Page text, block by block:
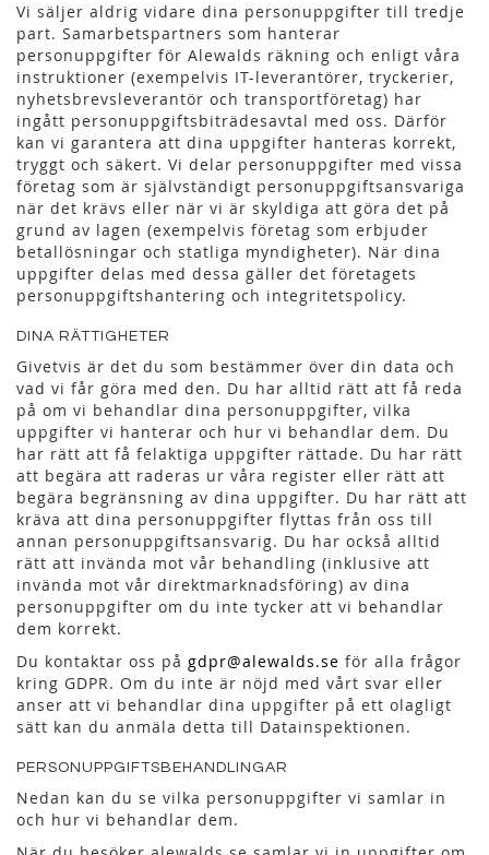
Vi säljer aldrig vidare dina personuppgifter till tredje
part. Samarbetspartners som hanterar
personuppgifter för Alewalds räkning och enligt våra
instruktioner (exempelvis IT-leverantörer, tryckerier,
nyhetsbrevsleverantör och transportföretag) har
ingått personuppgiftsbiträdesavtal med oss. Därför
kan vi garantera att dina uppgifter hanteras korrekt,
tryggt och säkert. Vi delar personuppgifter med vissa
företag som är självständigt personuppgiftsansvariga
när det krävs eller när vi är skyldiga att göra det på
grund av lagen (exempelvis företag som erbjuder
betallösningar och statliga myndigheter). När dina
uppgifter delas med dessa gäller det företagets
personuppgiftshantering och integritetspolicy.
DINA RÄTTIGHETER
Givetvis är det du som bestämmer över din data och
vad vi får göra med den. Du har alltid rätt att få reda
på om vi behandlar dina personuppgifter, vilka
uppgifter vi hanterar och hur vi behandlar dem. Du
har rätt att få felaktiga uppgifter rättade. Du har rätt
att begära att raderas ur våra register eller rätt att
begära begränsning av dina uppgifter. Du har rätt att
kräva att dina personuppgifter flyttas från oss till
annan personuppgiftsansvarig. Du har också alltid
rätt att invända mot vår behandling (inklusive att
invända mot vår direktmarknadsföring) av dina
personuppgifter om du inte tycker att vi behandlar
dem korrekt.
Du kontaktar oss på gdpr@alewalds.se för alla frågor
kring GDPR. Om du inte är nöjd med vårt svar eller
anser att vi behandlar dina uppgifter på ett olagligt
sätt kan du anmäla detta till Datainspektionen.
PERSONUPPGIFTSBEHANDLINGAR
Nedan kan du se vilka personuppgifter vi samlar in
och hur vi behandlar dem.